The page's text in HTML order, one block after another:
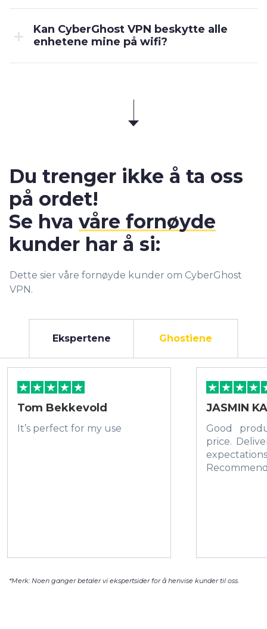
Kan CyberGhost VPN beskytte alle
enhetene mine på wifi?
Du trenger ikke å ta oss
på ordet!
Se hva våre fornøyde
kunder har å si:
Dette sier våre fornøyde kunder om CyberGhost
VPN.
Ekspertene Ghostiene
Tom Bekkevold
It’s perfect for my use
JASMIN
Good
price.
*Merk: Noen ganger betaler vi ekspertsider for å henvise kunder til oss.